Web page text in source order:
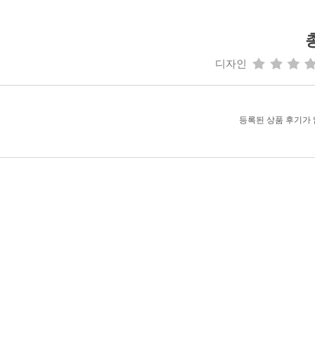
디자인
등록된 상품 후기가